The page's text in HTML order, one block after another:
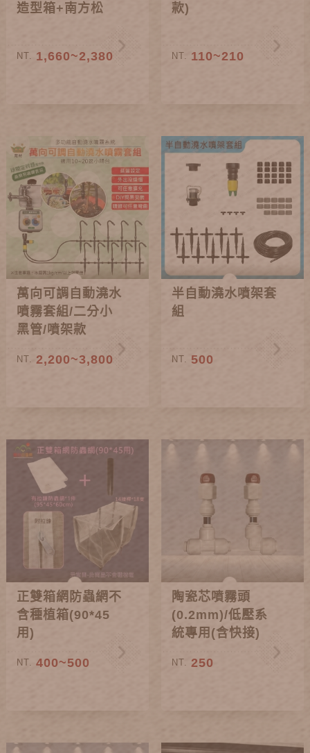
造型箱+南方松
NT. 1,660~2,380
款)
NT. 110~210
萬向可調自動澆水
噴霧套組/二分小
黑管/噴架款
NT. 2,200~3,800
半自動澆水噴架套
組
NT. 500
正雙箱網防蟲網不
含種植箱(90*45
用)
NT. 400~500
陶瓷芯噴霧頭
(0.2mm)/低壓系
統專用(含快接)
NT. 250